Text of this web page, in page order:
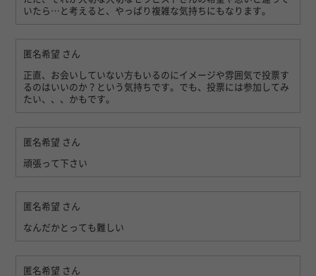
いたら…と考えると、やっぱり複雑な気持ちにもなります。
匿名希望 さん
正直、お会いしていない方もいるのにイメージや雰囲気で投票す
るのはいいのか？という気持ちです。でも、投票には参加してみ
たい、、、かもです。
匿名希望 さん
頑張って下さい
匿名希望 さん
なんだかとっても難しい
匿名希望 さん